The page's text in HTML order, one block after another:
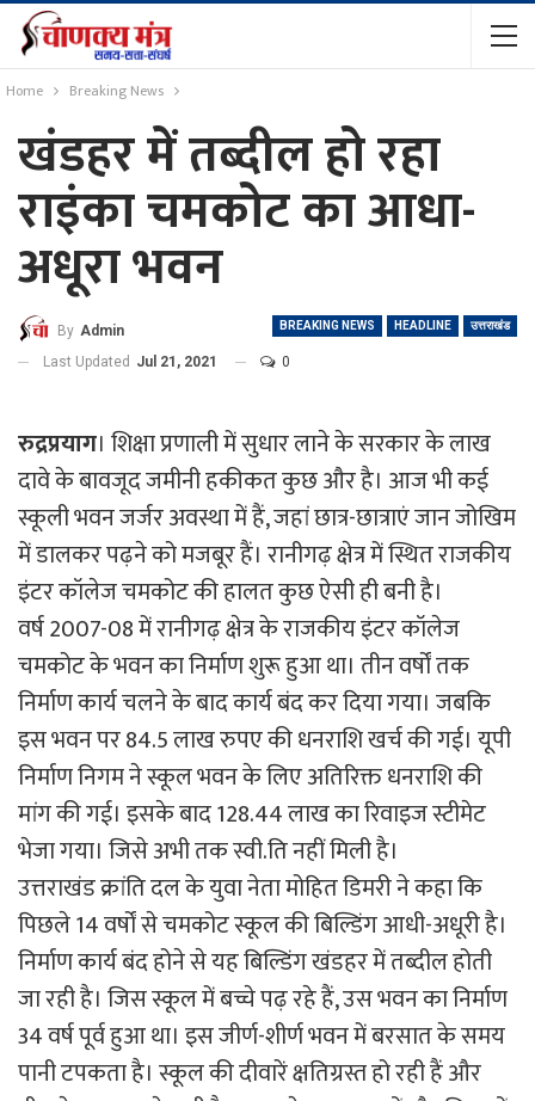
Home Breaking News
खंडहर में तब्दील हो रहा
राइंका चमकोट का आधा-
अधूरा भवन
BREAKING NEWS HEADLINE उत्तराखंड
By Admin
Last Updated Jul 21, 2021 0
रुद्रप्रयाग। शिक्षा प्रणाली में सुधार लाने के सरकार के लाख
दावे के बावजूद जमीनी हकीकत कुछ और है। आज भी कई
स्कूली भवन जर्जर अवस्था में हैं, जहां छात्र-छात्राएं जान जोखिम
में डालकर पढ़ने को मजबूर हैं। रानीगढ़ क्षेत्र में स्थित राजकीय
इंटर कॉलेज चमकोट की हालत कुछ ऐसी ही बनी है।
वर्ष 2007-08 में रानीगढ़ क्षेत्र के राजकीय इंटर कॉलेज
चमकोट के भवन का निर्माण शुरू हुआ था। तीन वर्षों तक
निर्माण कार्य चलने के बाद कार्य बंद कर दिया गया। जबकि
इस भवन पर 84.5 लाख रुपए की धनराशि खर्च की गई। यूपी
निर्माण निगम ने स्कूल भवन के लिए अतिरिक्त धनराशि की
मांग की गई। इसके बाद 128.44 लाख का रिवाइज स्टीमेट
भेजा गया। जिसे अभी तक स्वी.ति नहीं मिली है।
उत्तराखंड क्रांति दल के युवा नेता मोहित डिमरी ने कहा कि
पिछले 14 वर्षों से चमकोट स्कूल की बिल्डिंग आधी-अधूरी है।
निर्माण कार्य बंद होने से यह बिल्डिंग खंडहर में तब्दील होती
जा रही है। जिस स्कूल में बच्चे पढ़ रहे हैं, उस भवन का निर्माण
34 वर्ष पूर्व हुआ था। इस जीर्ण-शीर्ण भवन में बरसात के समय
पानी टपकता है। स्कूल की दीवारें क्षतिग्रस्त हो रही हैं और